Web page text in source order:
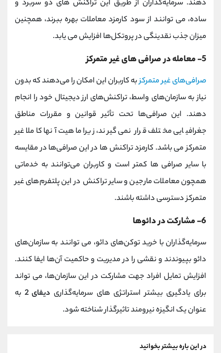
دهند. سرمایه‌گذاران از طریق این تراکنش‌ های دو سربرد و
ساده، می توانند از سود کارمزد معاملات بهره ببرند، همچنین
میزان جذب نقدینگی در پروتکل‌ها افزایش می یابد.
5- معامله در صرافی‌ های غیر متمرکز
صرافی‌های غیر متمرکزبه کاربران این امکان را می‌دهند که بدون
نیاز به سازمان‌های واسط، تراکنش‌های ارز دیجیتال خود را انجام
دهند. این صرافی‌ها تحت‌ تأثیر قوانین و مقررات مناطق
جغرافیایی مختلف قرار نمی گیرند، زیرا ماهیت آنها کاملا غیر
متمرکز می باشد. کارمزد تراکنش ها در این صرافی‌ها در مقایسه
با سایر صرافی ها کمتر است و کاربران می‌توانند به خدماتی
همچون معاملات مارجین و سایر تراکنش در این پلتفرم‌های غیر
متمرکز دسترسی داشته باشند.
6- مشارکت در دائوها
سرمایه‌گذاران با خرید توکن‌های دائو، می توانند به سازمان‌های
دائو بپیوندند و نقشی را در مدیریت و حاکمیت آن‌ها ایفا کنند.
افزایش تمایل افراد جهت مشارکت در این سازمان‌ها، می تواند
برای یادگیری بیشتر استراتژی‌ های سرمایه‌گذاری دیفای 2 به
عنوان یک انگیزه نیرومند تاثیرگذار شناخته شود.
در این باره بیشتر بخوانید